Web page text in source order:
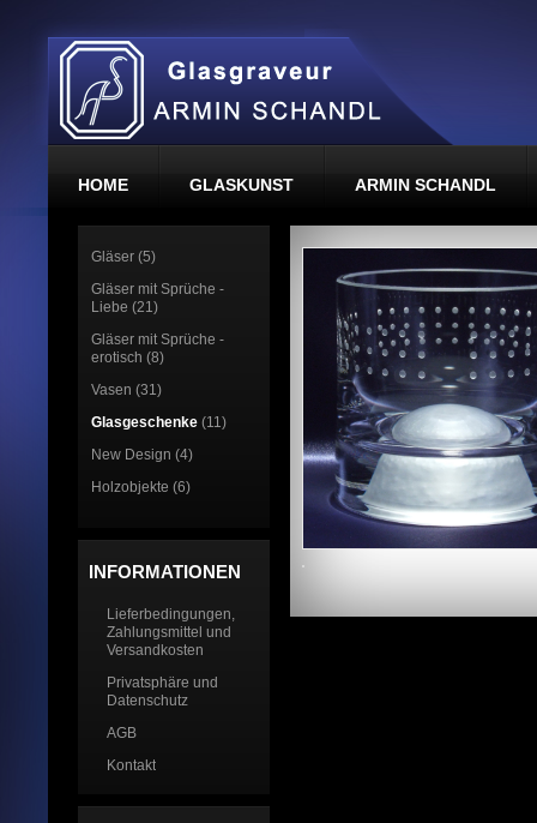
HOME GLASKUNST ARMIN SCHANDL
Gläser (5)
Gläser mit Sprüche -
Liebe (21)
Gläser mit Sprüche -
erotisch (8)
Vasen (31)
Glasgeschenke (11)
New Design (4)
Holzobjekte (6)
INFORMATIONEN
Lieferbedingungen,
Zahlungsmittel und
Versandkosten
Privatsphäre und
Datenschutz
AGB
Kontakt